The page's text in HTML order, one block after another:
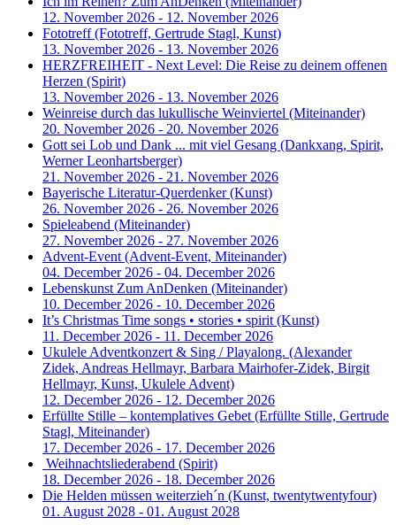
12. November 2026 - 12. November 2026
Fototreff(Fototreff, Gertrude Stagl, Kunst)
13. November 2026 - 13. November 2026
HERZFREIHEIT - Next Level: Die Reise zu deinem offenen
Herzen (Spirit)
13. November 2026 - 13. November 2026
Weinreise durch das lukullische Weinviertel (Miteinander)
20. November 2026 - 20. November 2026
Gott sei Lob und Dank ... mit viel Gesang (Dankxang, Spirit,
Werner Leonhartsberger)
21. November 2026 - 21. November 2026
Bayerische Literatur-Querdenker(Kunst)
26. November 2026 - 26. November 2026
Spieleabend (Miteinander)
27. November 2026 - 27. November 2026
Advent-Event (Advent-Event, Miteinander)
04. December 2026 - 04. December 2026
Lebenskunst Zum AnDenken (Miteinander)
10. December 2026 - 10. December 2026
It’s Christmas Time songs • stories • spirit (Kunst)
11. December 2026 - 11. December 2026
Ukulele Adventkonzert & Sing / Playalong. (Alexander
Zidek, Andreas Hellmayr, Barbara Mairhofer-Zidek, Birgit
Hellmayr, Kunst, Ukulele Advent)
12. December 2026 - 12. December 2026
Erfüllte Stille – kontemplatives Gebet (Erfüllte Stille, Gertrude
Stagl, Miteinander)
17. December 2026 - 17. December 2026
Weihnachtsliederabend (Spirit)
18. December 2026 - 18. December 2026
Die Helden müssen weiterzieh´n (Kunst, twentytwentyfour)
01. August 2028 - 01. August 2028